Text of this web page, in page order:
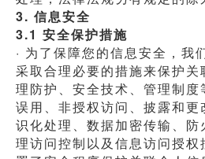
3. 信息安全
3.1 安全保护措施
· 为了保障您的信息安全，我
采取合理必要的措施来保护关
理防护、安全技术、管理制度
误用、非授权访问、披露和
识化处理、数据加密传输、防
理访问控制以及信息访问授权